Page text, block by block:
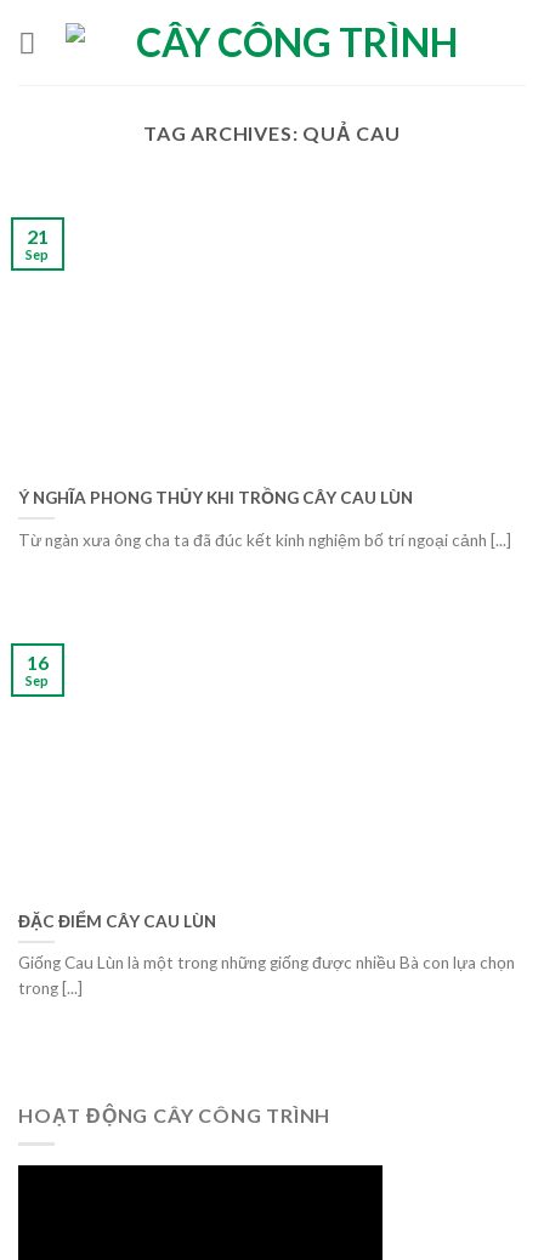
TAG ARCHIVES: QUẢ CAU
Ý NGHĨA PHONG THỦY KHI TRỒNG CÂY CAU LÙN
Từ ngàn xưa ông cha ta đã đúc kết kinh nghiệm bố trí ngoại cảnh [...]
21
Sep
ĐẶC ĐIỂM CÂY CAU LÙN
Giống Cau Lùn là một trong những giống được nhiều Bà con lựa chọn
trong [...]
16
Sep
HOẠT ĐỘNG CÂY CÔNG TRÌNH